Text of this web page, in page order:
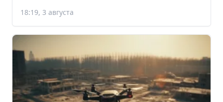
18:19, 3 августа